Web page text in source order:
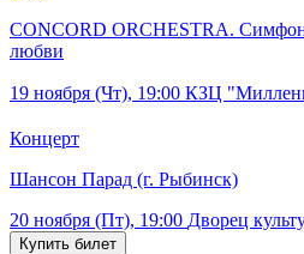
CONCORD ORCHESTRA.
любви
19 ноября (Чт), 19:00 КЗЦ
Концерт
Шансон Парад (г. Рыбинск)
20 ноября (Пт), 19:00 Дворец